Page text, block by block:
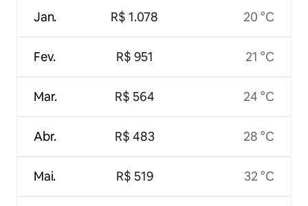
Jan.
Fev.
Mar.
Abr.
Mai.
R$ 1.078
R$ 951
R$ 564
R$ 483
R$ 519
20 °C
21 °C
24 °C
28 °C
32 °C